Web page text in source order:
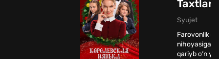
Taxtlar
Syujet
Farovonlik
nihoyasiga
qariyb o‘n yil